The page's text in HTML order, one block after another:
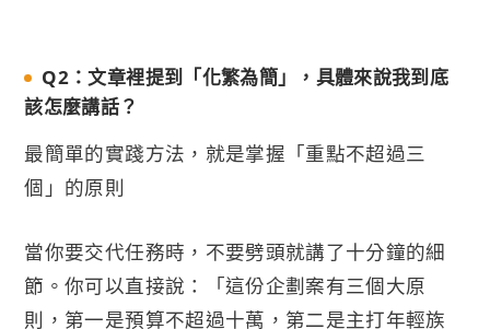
Q2：文章裡提到「化繁為簡」，具體來說我到底
該怎麼講話？
最簡單的實踐方法，就是掌握「重點不超過三
個」的原則
當你要交代任務時，不要劈頭就講了十分鐘的細
節。你可以直接說：「這份企劃案有三個大原
則，第一是預算不超過十萬，第二是主打年輕族